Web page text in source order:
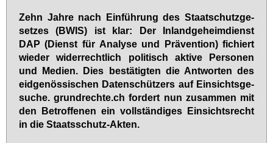
Zehn Jah­re nach Ein­füh­rung des Staatschutz­ge­
set­zes (BWIS) ist klar: Der In­land­ge­heim­dienst
DAP (Dienst für Ana­ly­se und Prä­ven­ti­on) fi­chiert
wie­der wi­der­recht­lich po­li­tisch ak­ti­ve Per­so­nen
und Me­di­en. Dies be­stä­tig­ten die Ant­wor­ten des
eid­ge­nös­si­schen Da­ten­schüt­zers auf Ein­sichts­ge­
su­che. grund­rech­te.ch for­dert nun zu­sam­men mit
den Be­trof­fe­nen ein voll­stän­di­ges Ein­sichts­recht
in die Staats­schutz-Ak­ten.